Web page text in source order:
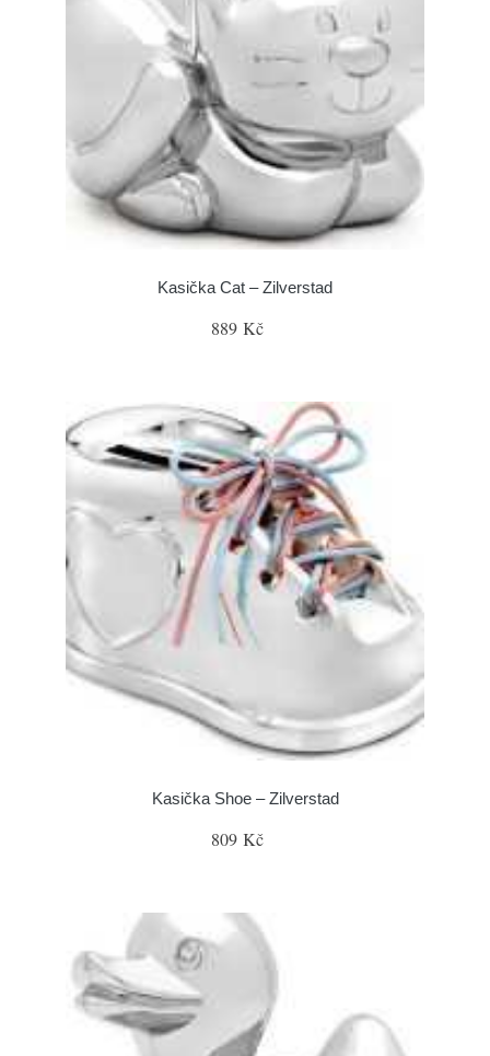
Kasička Cat – Zilverstad
889 Kč
Kasička Shoe – Zilverstad
809 Kč